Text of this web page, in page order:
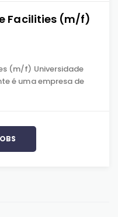
Facilities (m/f)
(m/f) Universidade
é uma empresa de